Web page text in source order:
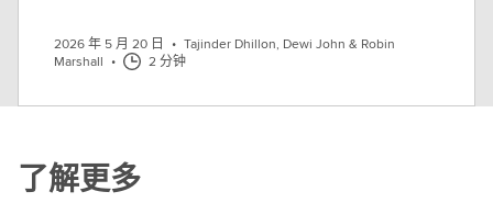
2026 年 5 月 20 日 • Tajinder Dhillon, Dewi John & Robin
Marshall • 2 分钟
了解更多